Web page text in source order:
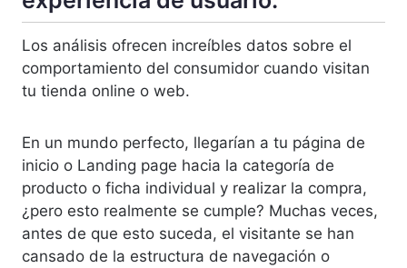
Los análisis ofrecen increíbles datos sobre el
comportamiento del consumidor cuando visitan
tu tienda online o web.
En un mundo perfecto, llegarían a tu página de
inicio o Landing page hacia la categoría de
producto o ficha individual y realizar la compra,
¿pero esto realmente se cumple? Muchas veces,
antes de que esto suceda, el visitante se han
cansado de la estructura de navegación o